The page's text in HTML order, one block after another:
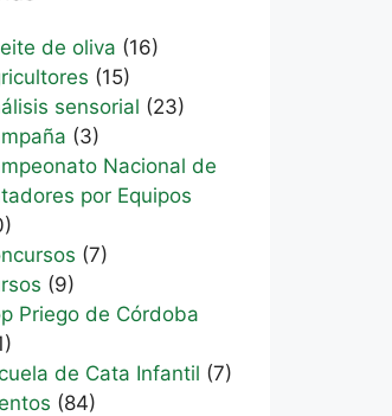
de oliva (16)
(15)
sensorial (23)
(3)
Nacional de
por Equipos
(7)
(9)
Priego de Córdoba
de Cata Infantil (7)
(84)